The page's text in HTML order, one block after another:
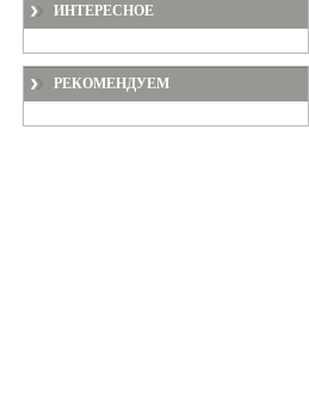
ИНТЕРЕСНОЕ
РЕКОМЕНДУЕМ